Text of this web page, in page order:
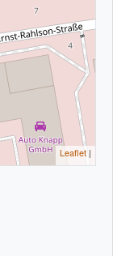
Leaflet |